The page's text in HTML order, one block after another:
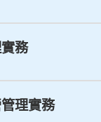
務
理實務